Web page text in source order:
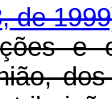
de
e